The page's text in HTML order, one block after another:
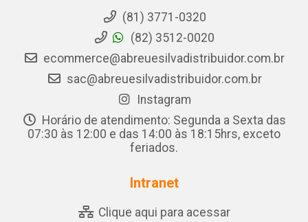
(81) 3771-0320
(82) 3512-0020
ecommerce@abreuesilvadistribuidor.com.br
sac@abreuesilvadistribuidor.com.br
Instagram
Horário de atendimento: Segunda a Sexta das
07:30 às 12:00 e das 14:00 às 18:15hrs, exceto
feriados.
Intranet
Clique aqui para acessar